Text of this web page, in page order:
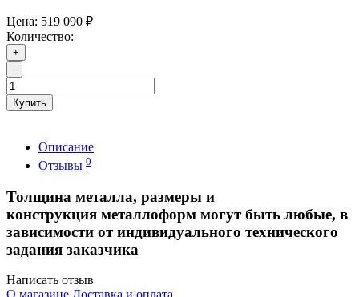
Цена: 519 090 ₽
Количество:
+
-
Купить
Описание
Отзывы 0
Толщина металла, размеры и
конструкция металлоформ могут быть любые, в
зависимости от индивидуального технического
задания заказчика
Написать отзыв